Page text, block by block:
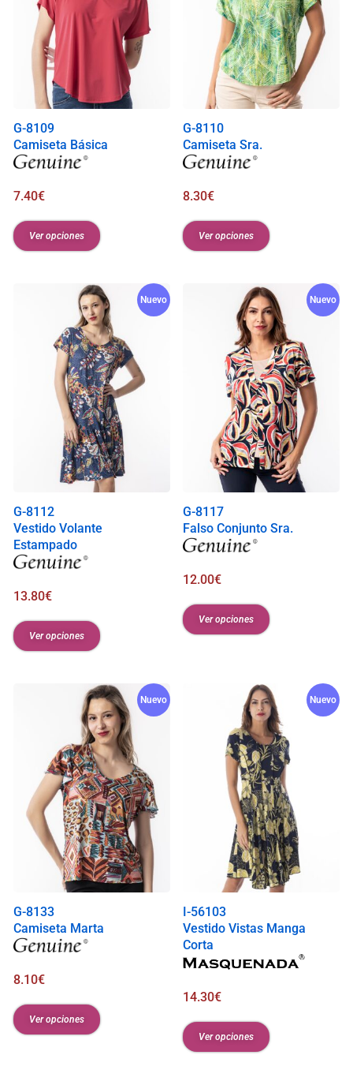
G-8109
Camiseta Básica
7.40€
Ver opciones
G-8110
Camiseta Sra.
8.30€
Ver opciones
Nuevo
G-8112
Vestido Volante
Estampado
13.80€
Ver opciones
Nuevo
G-8117
Falso Conjunto Sra.
12.00€
Ver opciones
Nuevo
G-8133
Camiseta Marta
8.10€
Ver opciones
Nuevo
I-56103
Vestido Vistas Manga
Corta
14.30€
Ver opciones